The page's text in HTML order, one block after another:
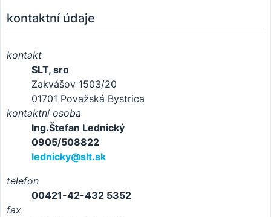
kontaktní údaje
kontakt
SLT, sro
Zakvášov 1503/20
01701 Považská Bystrica
kontaktní osoba
Ing.Štefan Lednický
0905/508822
lednicky@slt.sk
telefon
00421-42-432 5352
fax